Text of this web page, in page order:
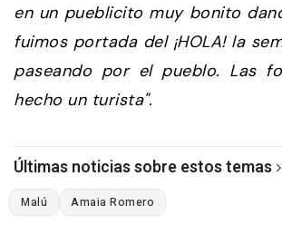
en un pueblicito muy bonito
fuimos portada del ¡HOLA! la
paseando por el pueblo. Las
hecho un turista".
Últimas noticias sobre estos temas
Malú Amaia Romero